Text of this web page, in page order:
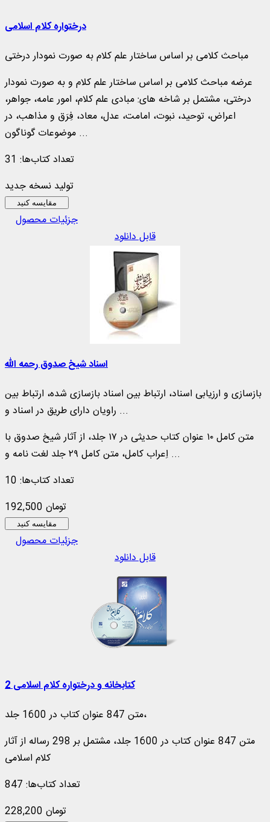
درختواره کلام اسلامی
مباحث کلامی بر اساس ساختار علم کلام به صورت نمودار درختی
عرضه مباحث کلامی بر اساس ساختار علم کلام و به صورت نمودار
درختی، مشتمل بر شاخه‌ های: مبادی علم کلام، امور عامه، جواهر،
اعراض، توحید، نبوت، امامت، عدل، معاد، فِرَق و مذاهب، در
موضوعات گوناگون ...
تعداد کتاب‌ها: 31
تولید نسخه جدید
مقایسه کنید
جزئیات محصول
قابل دانلود
اسناد شیخ صدوق رحمه الله
بازسازی و ارزیابی اسناد، ارتباط بین اسناد بازسازی شده، ارتباط بین
راویان دارای طریق در اسناد و ...
متن کامل ۱۰ عنوان كتاب حدیثی در ۱۷ جلد، از آثار شیخ صدوق با
اِعراب كامل، متن کامل ۲۹ جلد لغت‌ نامه و ...
تعداد کتاب‌ها: 10
192,500 تومان
مقایسه کنید
جزئیات محصول
قابل دانلود
کتابخانه و درختواره کلام اسلامی 2
متن 847 عنوان کتاب در 1600 جلد،
متن 847 عنوان کتاب در 1600 جلد، مشتمل بر 298 رساله از آثار
کلام اسلامی
تعداد کتاب‌ها: 847
228,200 تومان